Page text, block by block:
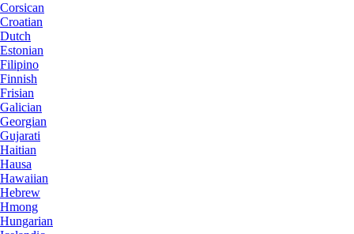
Corsican
Croatian
Dutch
Estonian
Filipino
Finnish
Frisian
Galician
Georgian
Gujarati
Haitian
Hausa
Hawaiian
Hebrew
Hmong
Hungarian